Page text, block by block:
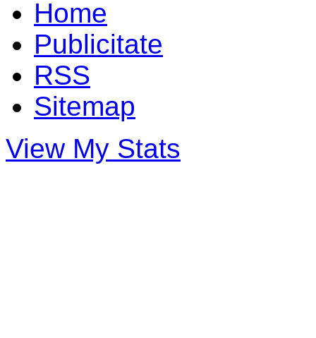
Home
Publicitate
RSS
Sitemap
View My Stats